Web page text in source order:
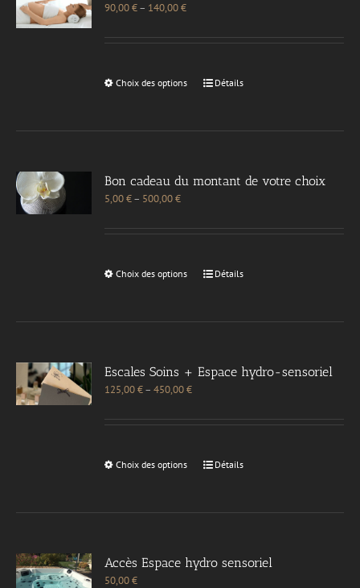
90,00€– 140,00€
Choix des options Détails
Bon cadeau du montant de votre choix
5,00€– 500,00€
Choix des options Détails
Escales Soins + Espace hydro-sensoriel
125,00€–450,00€
Choix des options Détails
Accès Espace hydro sensoriel
50,00€